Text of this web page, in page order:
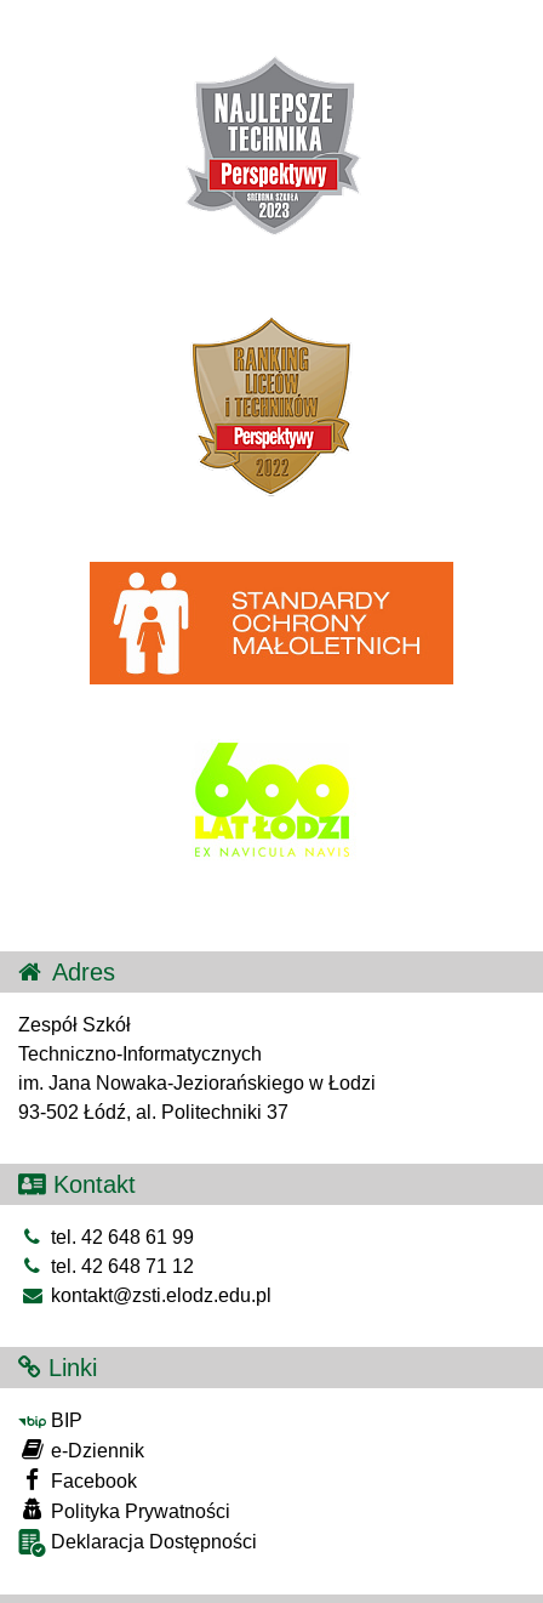
Adres
Zespół Szkół
Techniczno-Informatycznych
im. Jana Nowaka-Jeziorańskiego w Łodzi
93-502 Łódź, al. Politechniki 37
Kontakt
tel. 42 648 61 99
tel. 42 648 71 12
kontakt@zsti.elodz.edu.pl
Linki
BIP
e-Dziennik
Facebook
Polityka Prywatności
Deklaracja Dostępności